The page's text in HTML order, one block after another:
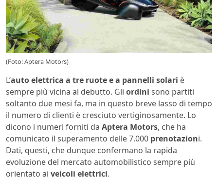
(Foto: Aptera Motors)
L’auto elettrica a tre ruote e a pannelli solari è
sempre più vicina al debutto. Gli ordini sono partiti
soltanto due mesi fa, ma in questo breve lasso di tempo
il numero di clienti è cresciuto vertiginosamente. Lo
dicono i numeri forniti da Aptera Motors, che ha
comunicato il superamento delle 7.000 prenotazioni.
Dati, questi, che dunque confermano la rapida
evoluzione del mercato automobilistico sempre più
orientato ai veicoli elettrici.